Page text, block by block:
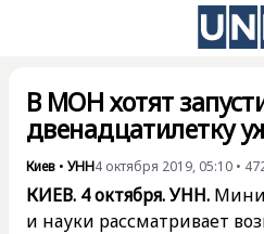
В МОН хотят
двенадцатилетку
Киев • УНН4 октября 2019, 05:10 •
КИЕВ. 4 октября. УНН.
и науки рассматривает